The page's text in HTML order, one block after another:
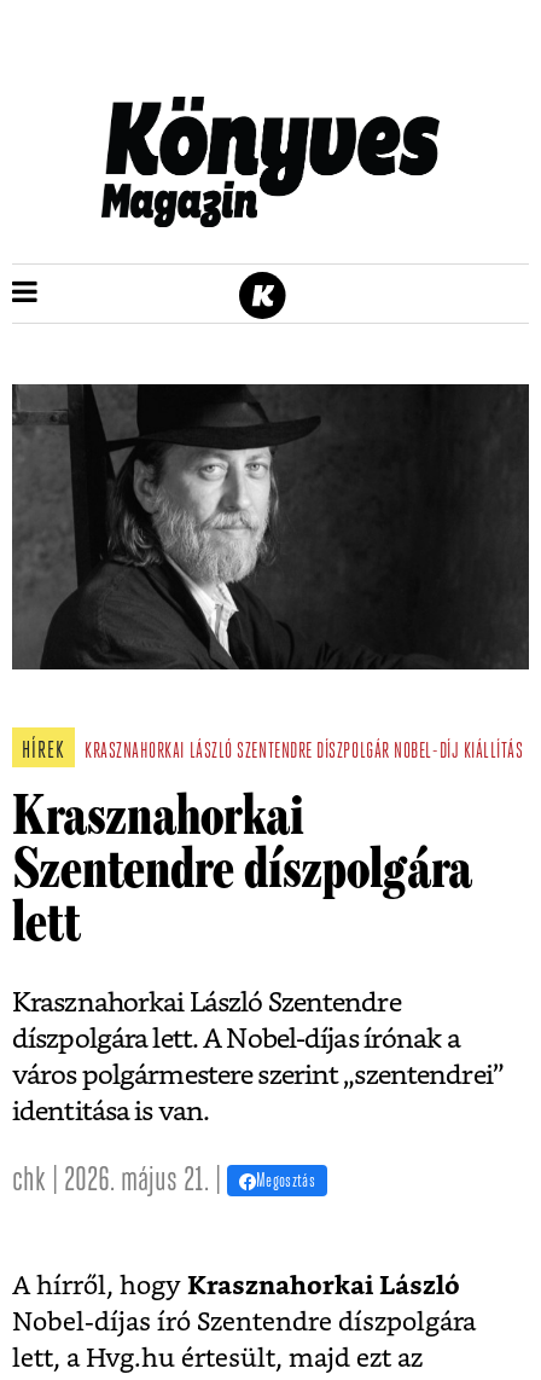
HÍREK KRASZNAHORKAI LÁSZLÓ SZENTENDRE DÍSZPOLGÁR NOBEL-DÍJ KIÁLLÍTÁS
Krasznahorkai
Szentendre díszpolgára
lett
Krasznahorkai László Szentendre
díszpolgára lett. A Nobel-díjas írónak a
város polgármestere szerint „szentendrei”
identitása is van.
chk | 2026. május 21. | Megosztás
A hírről, hogy Krasznahorkai László
Nobel-díjas író Szentendre díszpolgára
lett, a Hvg.hu értesült, majd ezt az